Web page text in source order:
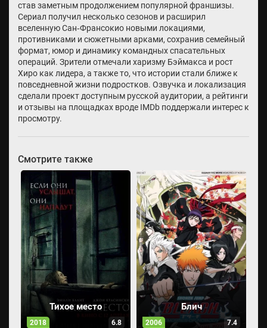
став заметным продолжением популярной франшизы.
Сериал получил несколько сезонов и расширил
вселенную Сан‑Франсокио новыми локациями,
противниками и сюжетными арками, сохранив семейный
формат, юмор и динамику командных спасательных
операций. Зрители отмечали харизму Бэймакса и рост
Хиро как лидера, а также то, что истории стали ближе к
повседневной жизни подростков. Озвучка и локализация
сделали проект доступным русской аудитории, а рейтинги
и отзывы на площадках вроде IMDb поддержали интерес к
просмотру.
Смотрите также
Тихое место
2018 6.8
Блич
2006 7.4